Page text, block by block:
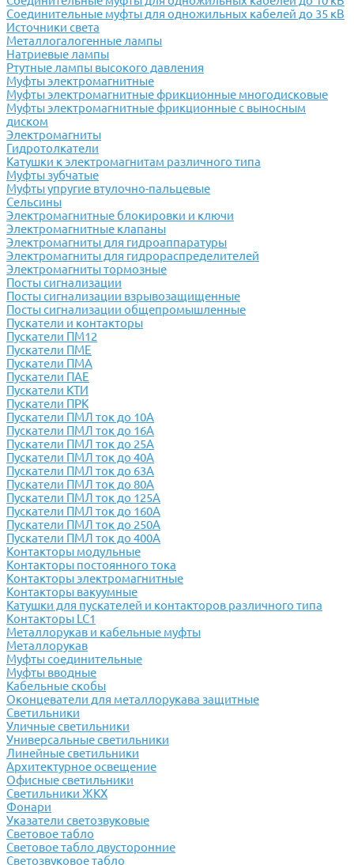
Соединительные муфты для одножильных кабелей до 35 кВ
Источники света
Металлогалогенные лампы
Натриевые лампы
Ртутные лампы высокого давления
Муфты электромагнитные
Муфты электромагнитные фрикционные многодисковые
Муфты электромагнитные фрикционные с выносным
диском
Электромагниты
Гидротолкатели
Катушки к электромагнитам различного типа
Муфты зубчатые
Муфты упругие втулочно-пальцевые
Сельсины
Электромагнитные блокировки и ключи
Электромагнитные клапаны
Электромагниты для гидроаппаратуры
Электромагниты для гидрораспределителей
Электромагниты тормозные
Посты сигнализации
Посты сигнализации взрывозащищенные
Посты сигнализации общепромышленные
Пускатели и контакторы
Пускатели ПМ12
Пускатели ПМЕ
Пускатели ПМА
Пускатели ПАЕ
Пускатели КТИ
Пускатели ПРК
Пускатели ПМЛ ток до 10А
Пускатели ПМЛ ток до 16А
Пускатели ПМЛ ток до 25А
Пускатели ПМЛ ток до 40А
Пускатели ПМЛ ток до 63А
Пускатели ПМЛ ток до 80А
Пускатели ПМЛ ток до 125А
Пускатели ПМЛ ток до 160А
Пускатели ПМЛ ток до 250А
Пускатели ПМЛ ток до 400А
Контакторы модульные
Контакторы постоянного тока
Контакторы электромагнитные
Контакторы вакуумные
Катушки для пускателей и контакторов различного типа
Контакторы LC1
Металлорукав и кабельные муфты
Металлорукав
Муфты соединительные
Муфты вводные
Кабельные скобы
Оконцеватели для металлорукава защитные
Светильники
Уличные светильники
Универсальные светильники
Линейные светильники
Архитектурное освещение
Офисные светильники
Светильники ЖКХ
Фонари
Указатели светозвуковые
Световое табло
Световое табло двусторонние
Светозвуковое табло